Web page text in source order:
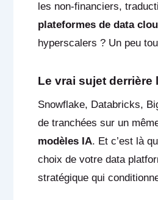
les non-financiers,
plateformes de data
hyperscalers ? Un peu
Le vrai sujet derrière
Snowflake, Databricks,
de tranchées sur un
modèles IA. Et c’est là
choix de votre data
stratégique qui